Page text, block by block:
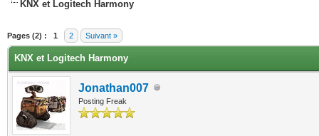
KNX et Logitech Harmony
Pages (2) : 1 2 Suivant »
KNX et Logitech Harmony
Jonathan007
Posting Freak